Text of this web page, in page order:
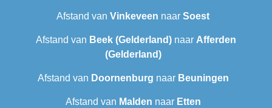
Afstand van Vinkeveen naar Soest
Afstand van Beek (Gelderland) naar Afferden
(Gelderland)
Afstand van Doornenburg naar Beuningen
Afstand van Malden naar Etten